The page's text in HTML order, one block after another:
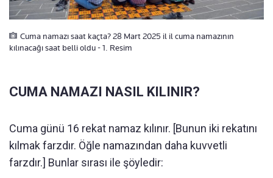
Cuma namazı saat kaçta? 28 Mart 2025 il il cuma namazının
kılınacağı saat belli oldu - 1. Resim
CUMA NAMAZI NASIL KILINIR?
Cuma günü 16 rekat namaz kılınır. [Bunun iki rekatını
kılmak farzdır. Öğle namazından daha kuvvetli
farzdır.] Bunlar sırası ile şöyledir: